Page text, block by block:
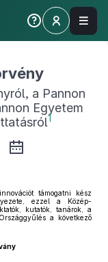
a Pannon
Egyetem
1
támogatni kész
ezzel a Közép-
kutatók, tanárok, a
a következő